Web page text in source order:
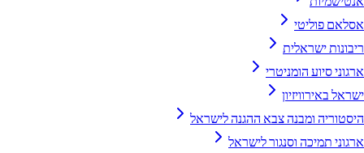
פוליטי
ישראלית
סיוע הומניטרי
באירוויזיון
ומבנה צבא ההגנה לישראל
תמיכה וסנגור לישראל